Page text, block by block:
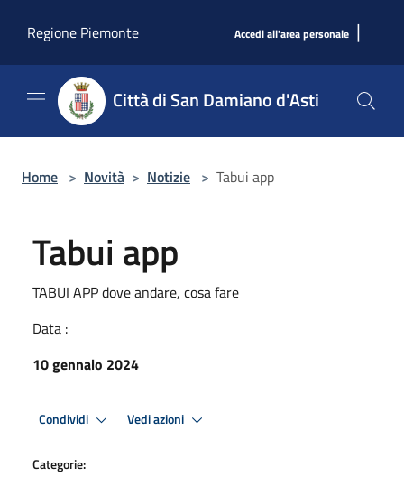
Regione Piemonte
Accedi all'area personale |
Città di San Damiano d'Asti
Home > Novità > Notizie > Tabui app
Tabui app
TABUI APP dove andare, cosa fare
Data :
10 gennaio 2024
Condividi Vedi azioni
Categorie: